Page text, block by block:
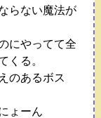
らない魔法が
にやってて全
くる。
のあるボス
ょーん